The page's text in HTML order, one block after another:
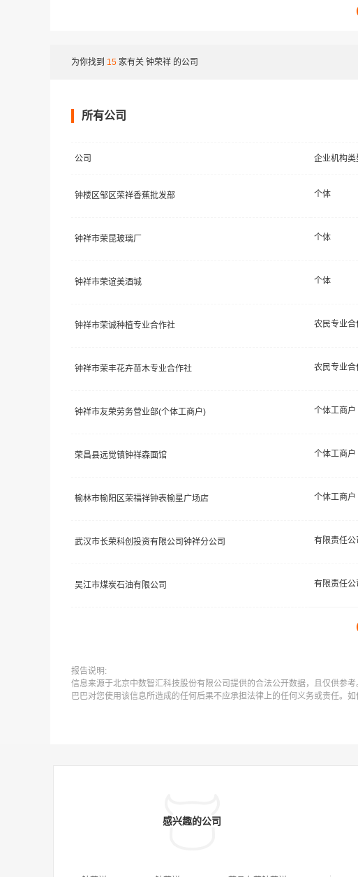
为你找到 15 家有关 钟荣祥 的公司
所有公司
公司 企业机构类
钟楼区邹区荣祥香蕉批发部 个体
钟祥市荣昆玻璃厂 个体
钟祥市荣谊美酒城 个体
钟祥市荣诚种植专业合作社 农民专业合
钟祥市荣丰花卉苗木专业合作社 农民专业合
钟祥市友荣劳务营业部(个体工商户) 个体工商户
荣昌县远觉镇钟祥森面馆 个体工商户
榆林市榆阳区荣福祥钟表榆星广场店 个体工商户
武汉市长荣科创投资有限公司钟祥分公司
吴江市煤炭石油有限公司
报告说明:
信息来源于北京中数智汇科技股份有限公司提供的合法公开数据，且仅供参
巴巴对您使用该信息所造成的任何后果不应承担法律上的任何义务或责任。
感兴趣的公司